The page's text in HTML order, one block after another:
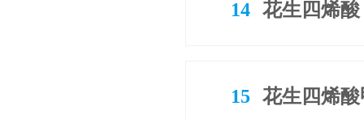
14 花生四烯酸
15 花生四烯